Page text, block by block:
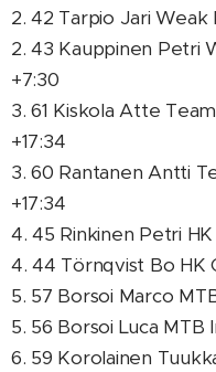
2. 42 Tarpio Jari
2. 43 Kauppinen Petri
+7:30
3. 61 Kiskola Atte
+17:34
3. 60 Rantanen Antti
+17:34
4. 45 Rinkinen Petri
4. 44 Törnqvist Bo HK
5. 57 Borsoi Marco
5. 56 Borsoi Luca MTB
6. 59 Korolainen